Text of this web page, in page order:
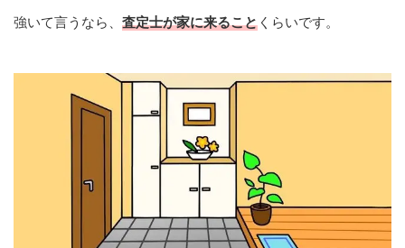
強いて言うなら、 査定士が家に来ること くらいです。